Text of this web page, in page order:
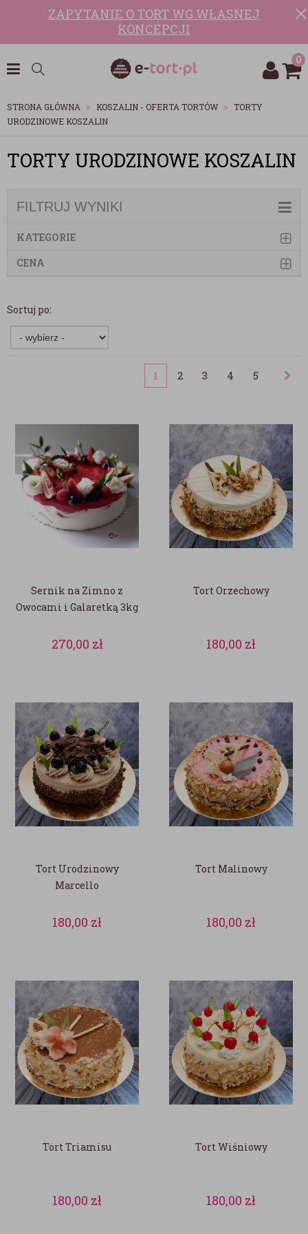
ZAPYTANIE O TORT WG WŁASNEJ
KONCEPCJI
0
STRONA GŁÓWNA KOSZALIN - OFERTA TORTÓW
TORTY
URODZINOWE KOSZALIN
TORTY URODZINOWE KOSZALIN
FILTRUJ WYNIKI
KATEGORIE
CENA
Sortuj po:
1 2 3 4 5
Sernik na Zimno z
Owocami i Galaretką 3kg
270,00 zł
Tort Orzechowy
180,00 zł
Tort Urodzinowy
Marcello
180,00 zł
Tort Malinowy
180,00 zł
Tort Triamisu
180,00 zł
Tort Wiśniowy
180,00 zł